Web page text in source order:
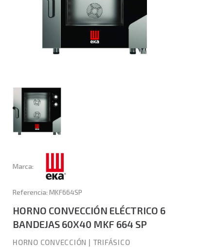
Marca:
Referencia: MKF664SP
HORNO CONVECCIÓN ELÉCTRICO 6
BANDEJAS 60X40 MKF 664 SP
HORNO CONVECCIÓN | TRIFÁSICO